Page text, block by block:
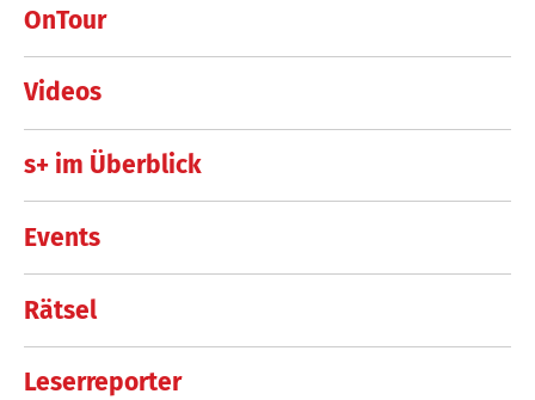
OnTour
Videos
s+ im Überblick
Events
Rätsel
Leserreporter